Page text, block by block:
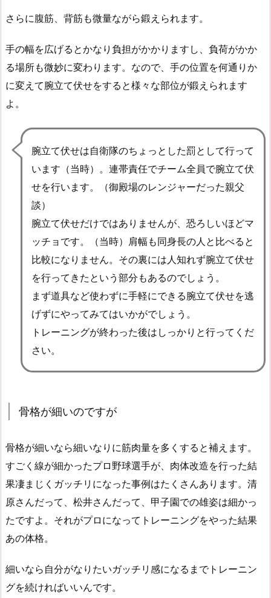
さらに腹筋、背筋も微量ながら鍛えられます。
手の幅を広げるとかなり負担がかかりますし、負荷がかか
る場所も微妙に変わります。なので、手の位置を何通りか
に変えて腕立て伏せをすると様々な部位が鍛えられます
よ。
腕立て伏せは自衛隊のちょっとした罰として行って
います（当時）。連帯責任でチーム全員で腕立て伏
せを行います。（御殿場のレンジャーだった親父
談）
腕立て伏せだけではありませんが、恐ろしいほどマ
ッチョです。（当時）肩幅も同身長の人と比べると
比較になりません。その裏には人知れず腕立て伏せ
を行ってきたという部分もあるのでしょう。
まず道具など使わずに手軽にできる腕立て伏せを逃
げずにやってみてはいかがでしょう。
トレーニングが終わった後はしっかりと行ってくだ
さい。
骨格が細いのですが
骨格が細いなら細いなりに筋肉量を多くすると補えます。
すごく線が細かったプロ野球選手が、肉体改造を行った結
果凄まじくガッチリになった事例はたくさんあります。清
原さんだって、松井さんだって、甲子園での雄姿は細かっ
たですよ。それがプロになってトレーニングをやった結果
あの体格。
細いなら自分がなりたいガッチリ感になるまでトレーニン
グを続ければいいんです。